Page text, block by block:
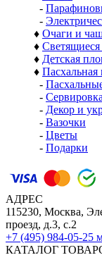
-
-
♦ Очаги и
♦
♦ Детская
♦ Пасхальная
-
-
- Декор и
- Вазочки
- Цветы
- Подарки
АДРЕС
115230, Москва,
проезд, д.3, с.2
+7 (495) 984-05-25
КАТАЛОГ